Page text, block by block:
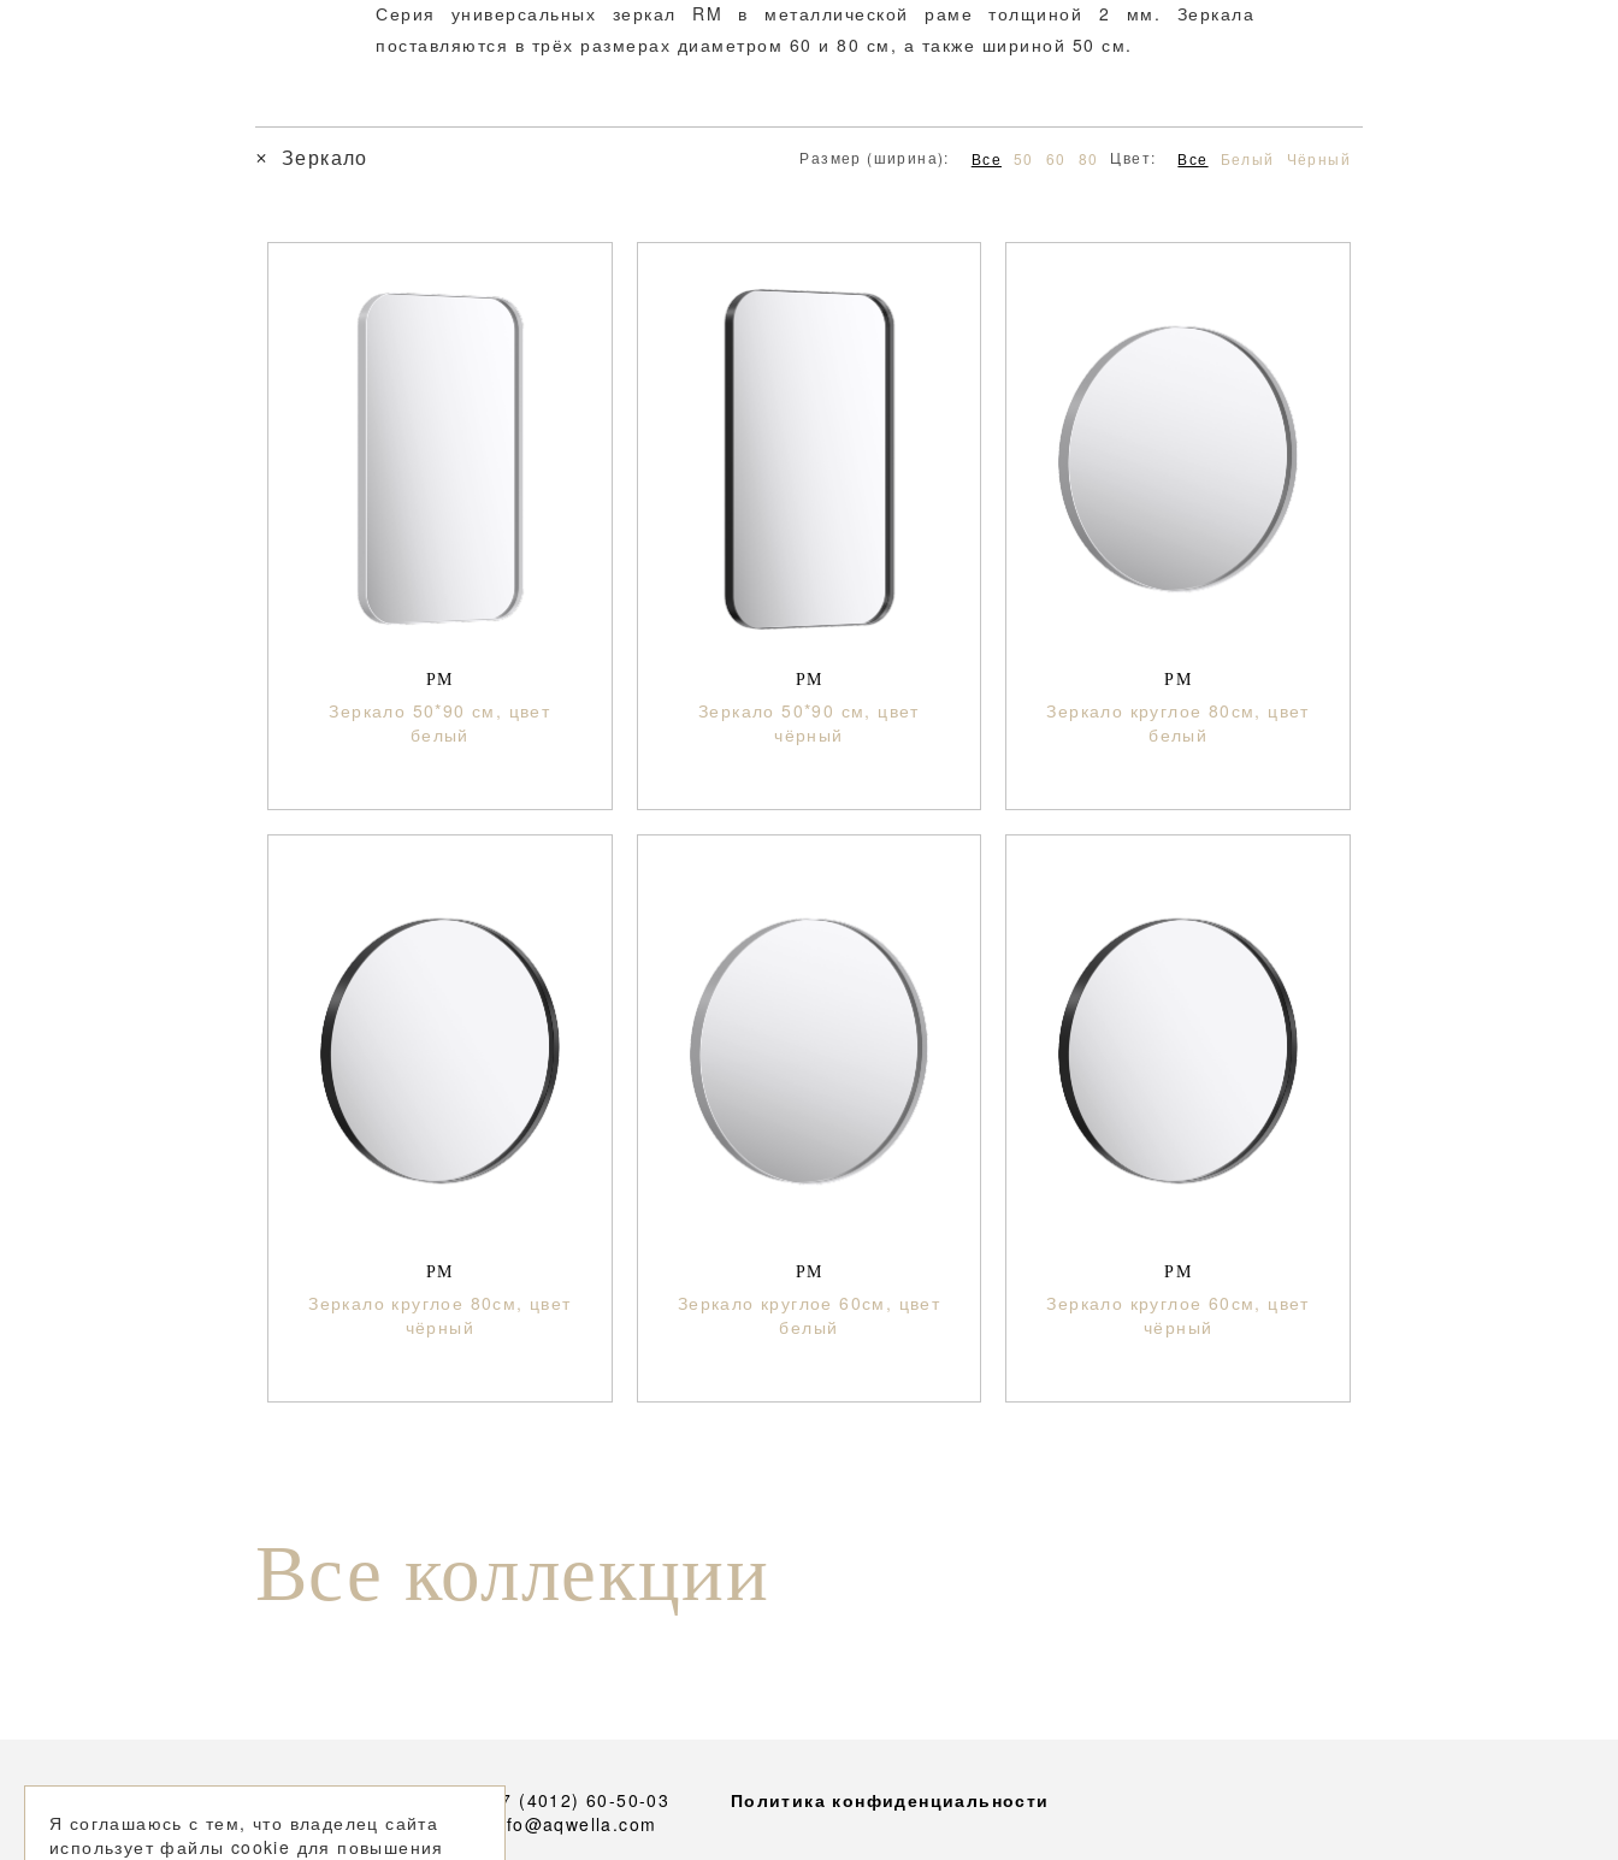
Серия универсальных зеркал RM в металлической раме толщиной 2 мм. Зеркала
поставляются в трёх размерах диаметром 60 и 80 см, а также шириной 50 см.
Зеркало Размер (ширина): Все 50 60 80 Цвет: Все Белый Чёрный
РМ
Зеркало 50*90 см, цвет
белый
РМ
Зеркало 50*90 см, цвет
чёрный
РМ
Зеркало круглое 80см, цвет
белый
РМ
Зеркало круглое 80см, цвет
чёрный
РМ
Зеркало круглое 60см, цвет
белый
РМ
Зеркало круглое 60см, цвет
чёрный
Все коллекции
+7 (4012) 60-50-03
info@aqwella.com
Политика конфиденциальности
Я соглашаюсь с тем, что владелец сайта
использует файлы cookie для повышения